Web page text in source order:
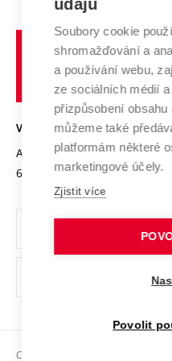
Systém zajišťování kvality
Výzkumné infrastruktury
Transfer znalostí
Open Science
Projekty
Projekty ze strukturálních
Specifický výzkum
Zahraniční spolupráce
Spolupráce se školami
Mezinárodní dohody
Univerzitní sítě
Profil univerzity
Udržitelná univerzita
Podnikavá univerzita /
Bezpečná univerzita
Vyznamenání
Organizační struktura
Ochrana osobních údajů
odkaz)
Sociální bezpečí
VYSOKÉ UČENÍ TECHNICKÉ
Antonínská 548/1
602 00 Brno
Copyright © 2026 VUT
údajů
Soubory cookie
shromažďování a
a používání webu,
ze sociálních médií
přizpůsobení
můžeme také
platformám některé
marketingové účely.
Zjistit více
Povolit